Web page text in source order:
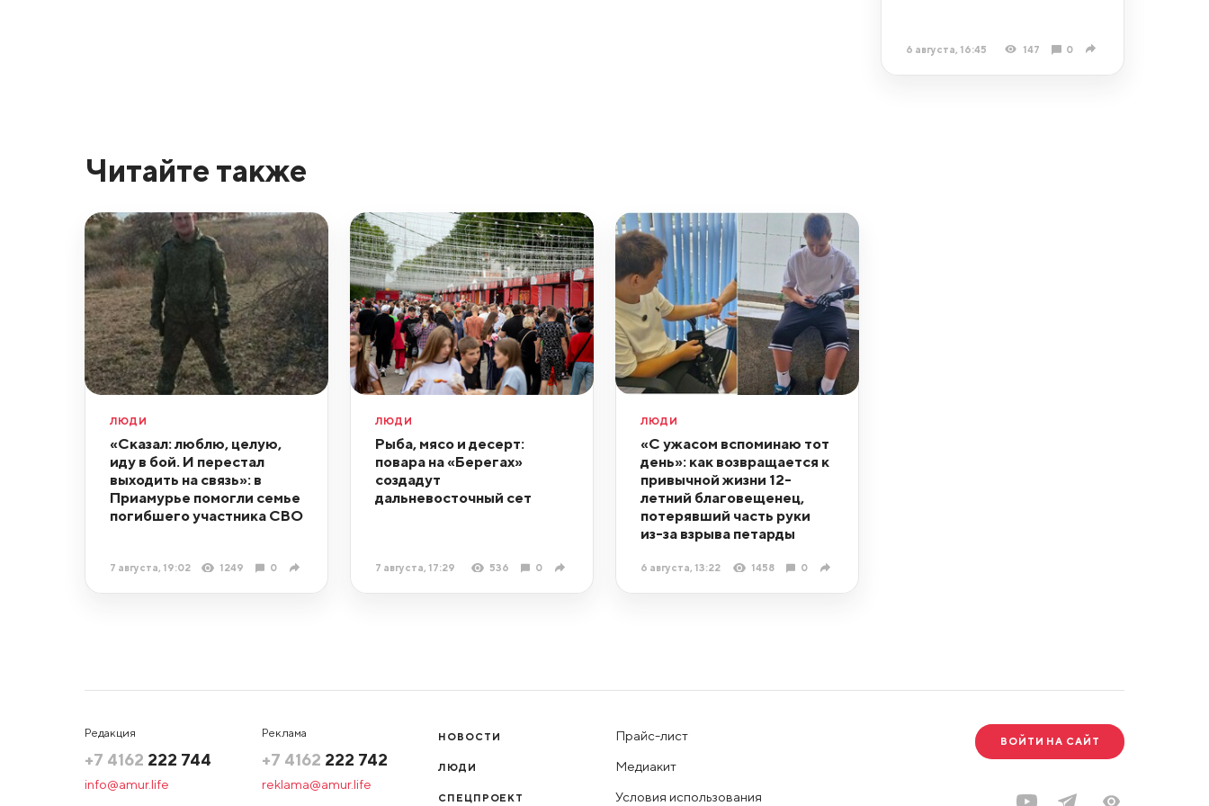
6 августа, 16:45 147 0
Читайте также
ЛЮДИ
«Сказал: люблю, целую,
иду в бой. И перестал
выходить на связь»: в
Приамурье помогли семье
погибшего участника СВО
7 августа, 19:02 1249 0
ЛЮДИ
Рыба, мясо и десерт:
повара на «Берегах»
создадут
дальневосточный сет
7 августа, 17:29 536 0
ЛЮДИ
«С ужасом вспоминаю тот
день»: как возвращается к
привычной жизни 12-
летний благовещенец,
потерявший часть руки
из-за взрыва петарды
6 августа, 13:22 1458 0
Редакция
+7 4162 222 744
info@amur.life
Реклама
+7 4162 222 742
reklama@amur.life
НОВОСТИ
ЛЮДИ
СПЕЦПРОЕКТ
Прайс-лист
Медиакит
Условия использования
ВОЙТИ НА САЙТ